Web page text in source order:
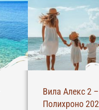
Вила Алекс 2 –
Полихроно